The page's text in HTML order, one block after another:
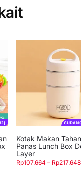
Kotak Makan Tahan
Panas Lunch Box
Layer
Rp107.664 – Rp217.648